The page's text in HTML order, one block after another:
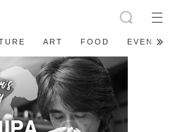
ART FOOD EVENT